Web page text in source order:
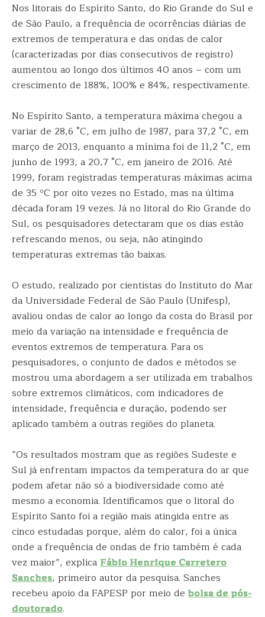
Nos litorais do Espírito Santo, do Rio Grande do Sul e
de São Paulo, a frequência de ocorrências diárias de
extremos de temperatura e das ondas de calor
(caracterizadas por dias consecutivos de registro)
aumentou ao longo dos últimos 40 anos – com um
crescimento de 188%, 100% e 84%, respectivamente.
No Espírito Santo, a temperatura máxima chegou a
variar de 28,6 °C, em julho de 1987, para 37,2 °C, em
março de 2013, enquanto a mínima foi de 11,2 °C, em
junho de 1993, a 20,7 °C, em janeiro de 2016. Até
1999, foram registradas temperaturas máximas acima
de 35 ºC por oito vezes no Estado, mas na última
década foram 19 vezes. Já no litoral do Rio Grande do
Sul, os pesquisadores detectaram que os dias estão
refrescando menos, ou seja, não atingindo
temperaturas extremas tão baixas.
O estudo, realizado por cientistas do Instituto do Mar
da Universidade Federal de São Paulo (Unifesp),
avaliou ondas de calor ao longo da costa do Brasil por
meio da variação na intensidade e frequência de
eventos extremos de temperatura. Para os
pesquisadores, o conjunto de dados e métodos se
mostrou uma abordagem a ser utilizada em trabalhos
sobre extremos climáticos, com indicadores de
intensidade, frequência e duração, podendo ser
aplicado também a outras regiões do planeta.
“Os resultados mostram que as regiões Sudeste e
Sul já enfrentam impactos da temperatura do ar que
podem afetar não só a biodiversidade como até
mesmo a economia. Identificamos que o litoral do
Espírito Santo foi a região mais atingida entre as
cinco estudadas porque, além do calor, foi a única
onde a frequência de ondas de frio também é cada
vez maior”, explicaFábio Henrique Carretero
Sanches, primeiro autor da pesquisa. Sanches
recebeu apoio da FAPESP por meio de bolsa de pós-
doutorado.